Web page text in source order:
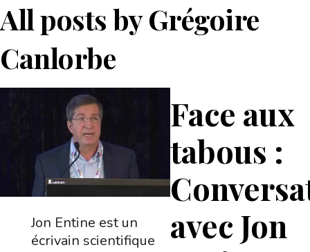
All posts byGrégoire
Canlorbe
Face aux
tabous :
avec Jon
Jon Entine est un
écrivain scientifique